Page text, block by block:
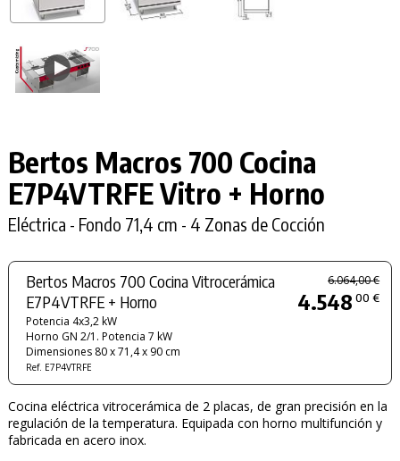
Bertos Macros 700 Cocina
E7P4VTRFE Vitro + Horno
Eléctrica - Fondo 71,4 cm - 4 Zonas de Cocción
Bertos Macros 700 Cocina Vitrocerámica
E7P4VTRFE + Horno
Potencia 4x3,2 kW
Horno GN 2/1. Potencia 7 kW
Dimensiones 80 x 71,4 x 90 cm
Ref. E7P4VTRFE
6.064,00 €
4.548 00 €
Cocina eléctrica vitrocerámica de 2 placas, de gran precisión en la
regulación de la temperatura. Equipada con horno multifunción y
fabricada en acero inox.